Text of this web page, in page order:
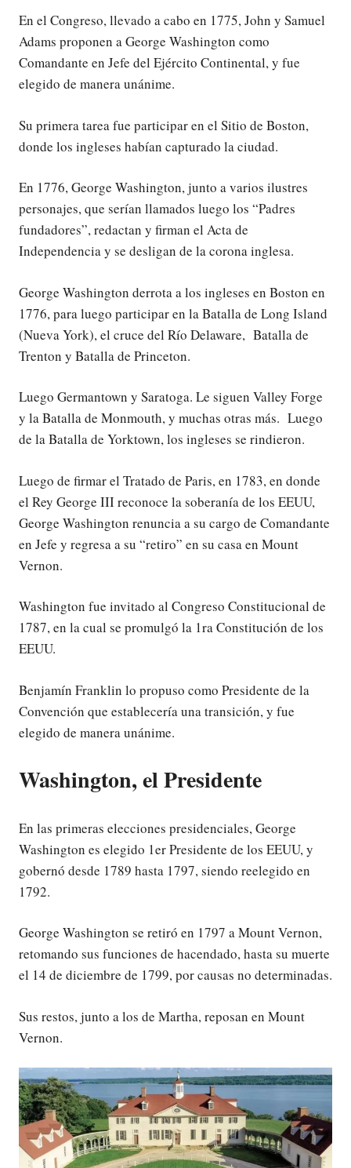
En el Congreso, llevado a cabo en 1775, John y Samuel
Adams proponen a George Washington como
Comandante en Jefe del Ejército Continental, y fue
elegido de manera unánime.
Su primera tarea fue participar en el Sitio de Boston,
donde los ingleses habían capturado la ciudad.
En 1776, George Washington, junto a varios ilustres
personajes, que serían llamados luego los “Padres
fundadores”, redactan y firman el Acta de
Independencia y se desligan de la corona inglesa.
George Washington derrota a los ingleses en Boston en
1776, para luego participar en la Batalla de Long Island
(Nueva York), el cruce del Río Delaware, Batalla de
Trenton y Batalla de Princeton.
Luego Germantown y Saratoga. Le siguen Valley Forge
y la Batalla de Monmouth, y muchas otras más. Luego
de la Batalla de Yorktown, los ingleses se rindieron.
Luego de firmar el Tratado de Paris, en 1783, en donde
el Rey George III reconoce la soberanía de los EEUU,
George Washington renuncia a su cargo de Comandante
en Jefe y regresa a su “retiro” en su casa en Mount
Vernon.
Washington fue invitado al Congreso Constitucional de
1787, en la cual se promulgó la 1ra Constitución de los
EEUU.
Benjamín Franklin lo propuso como Presidente de la
Convención que establecería una transición, y fue
elegido de manera unánime.
Washington, el Presidente
En las primeras elecciones presidenciales, George
Washington es elegido 1er Presidente de los EEUU, y
gobernó desde 1789 hasta 1797, siendo reelegido en
1792.
George Washington se retiró en 1797 a Mount Vernon,
retomando sus funciones de hacendado, hasta su muerte
el 14 de diciembre de 1799, por causas no determinadas.
Sus restos, junto a los de Martha, reposan en Mount
Vernon.